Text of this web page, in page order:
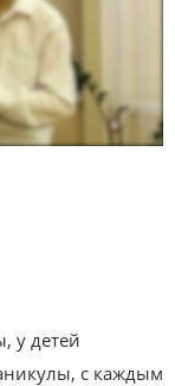
у детей
с каждым